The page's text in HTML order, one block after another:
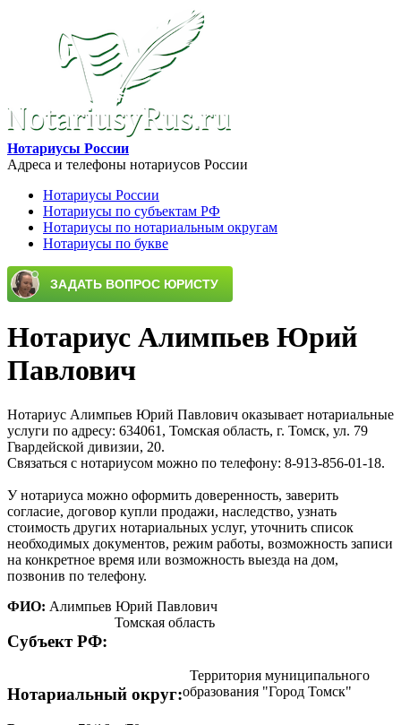
Перейти к основному содержанию
Нотариусы России
Адреса и телефоны нотариусов России
Main menu
Нотариусы России
Нотариусы по субъектам РФ
Нотариусы по нотариальным округам
Нотариусы по букве
Нотариус Алимпьев Юрий
Павлович
Нотариус Алимпьев Юрий Павлович оказывает нотариальные
услуги по адресу: 634061, Томская область, г. Томск, ул. 79
Гвардейской дивизии, 20.
Связаться с нотариусом можно по телефону: 8-913-856-01-18.
У нотариуса можно оформить доверенность, заверить
согласие, договор купли продажи, наследство, узнать
стоимость других нотариальных услуг, уточнить список
необходимых документов, режим работы, возможность записи
на конкретное время или возможность выезда на дом,
позвонив по телефону.
ФИО: Алимпьев Юрий Павлович
Cубъект РФ:
Томская область
Нотариальный округ:
Территория муниципального
образования "Город Томск"